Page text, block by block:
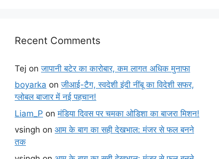
Recent Comments
Tej onजापानी बटेर का कारोबार, कम लागत अधिक मुनाफा
boyarka onजीआई-टैग, स्वदेशी इंदी नींबू का विदेशी सफर,
ग्लोबल बाजार में नई पहचान!
Liam_P onमंडिया दिवस पर चमका ओडिशा का बाजरा मिशन!
vsingh on आम के बाग का सही देखभाल: मंजर से फल बनने
तक